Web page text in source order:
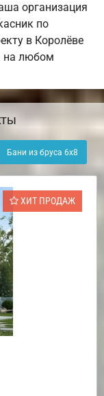
организация
по
в Королёве
на любом
Бани из бруса 6х8
ХИТ ПРОДАЖ